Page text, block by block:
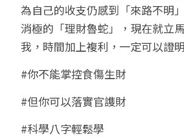
為自己的收支仍感到「來路不明
消極的「理財魯蛇」，現在就立
我，時間加上複利，一定可以證
#你不能掌控食傷生財
#但你可以落實官謢財
#科學八字輕鬆學